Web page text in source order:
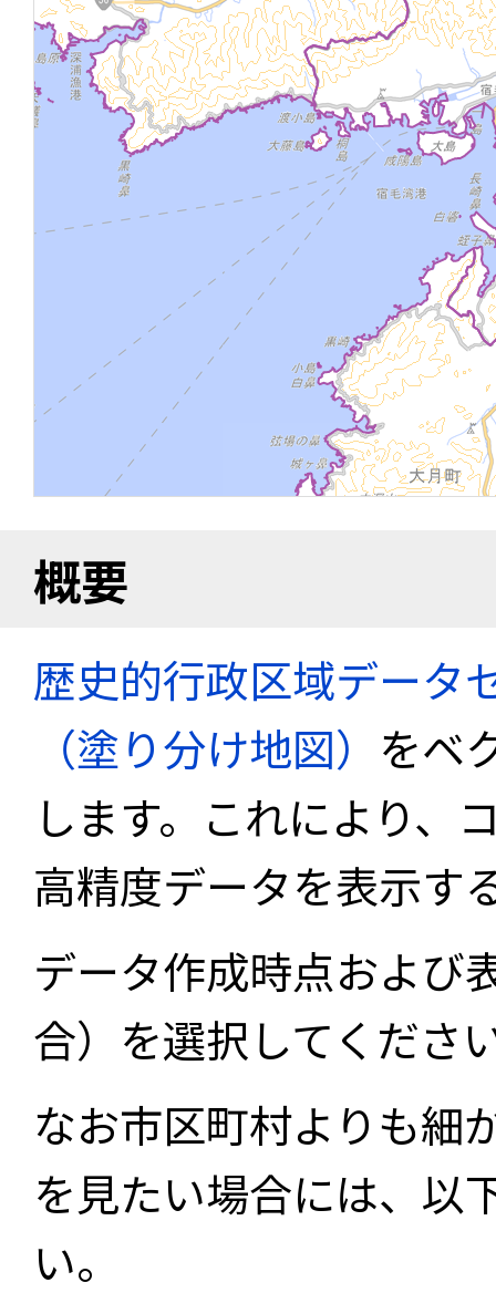
概要
歴史的行政区域データ
（塗り分け地図） をベ
します。これにより、
高精度データを表示す
データ作成時点および
合）を選択してくださ
なお市区町村よりも細
を見たい場合には、以
い。